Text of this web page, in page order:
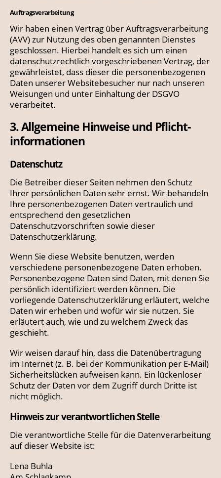
Auftragsverarbeitung
Wir haben einen Vertrag über Auftragsverarbeitung
(AVV) zur Nutzung des oben genannten Dienstes
geschlossen. Hierbei handelt es sich um einen
datenschutzrechtlich vorgeschriebenen Vertrag, der
gewährleistet, dass dieser die personenbezogenen
Daten unserer Websitebesucher nur nach unseren
Weisungen und unter Einhaltung der DSGVO
verarbeitet.
3. Allgemeine Hinweise und Pflicht­
informationen
Datenschutz
Die Betreiber dieser Seiten nehmen den Schutz
Ihrer persönlichen Daten sehr ernst. Wir behandeln
Ihre personenbezogenen Daten vertraulich und
entsprechend den gesetzlichen
Datenschutzvorschriften sowie dieser
Datenschutzerklärung.
Wenn Sie diese Website benutzen, werden
verschiedene personenbezogene Daten erhoben.
Personenbezogene Daten sind Daten, mit denen Sie
persönlich identifiziert werden können. Die
vorliegende Datenschutzerklärung erläutert, welche
Daten wir erheben und wofür wir sie nutzen. Sie
erläutert auch, wie und zu welchem Zweck das
geschieht.
Wir weisen darauf hin, dass die Datenübertragung
im Internet (z. B. bei der Kommunikation per E-Mail)
Sicherheitslücken aufweisen kann. Ein lückenloser
Schutz der Daten vor dem Zugriff durch Dritte ist
nicht möglich.
Hinweis zur verantwortlichen Stelle
Die verantwortliche Stelle für die Datenverarbeitung
auf dieser Website ist:
Lena Buhla